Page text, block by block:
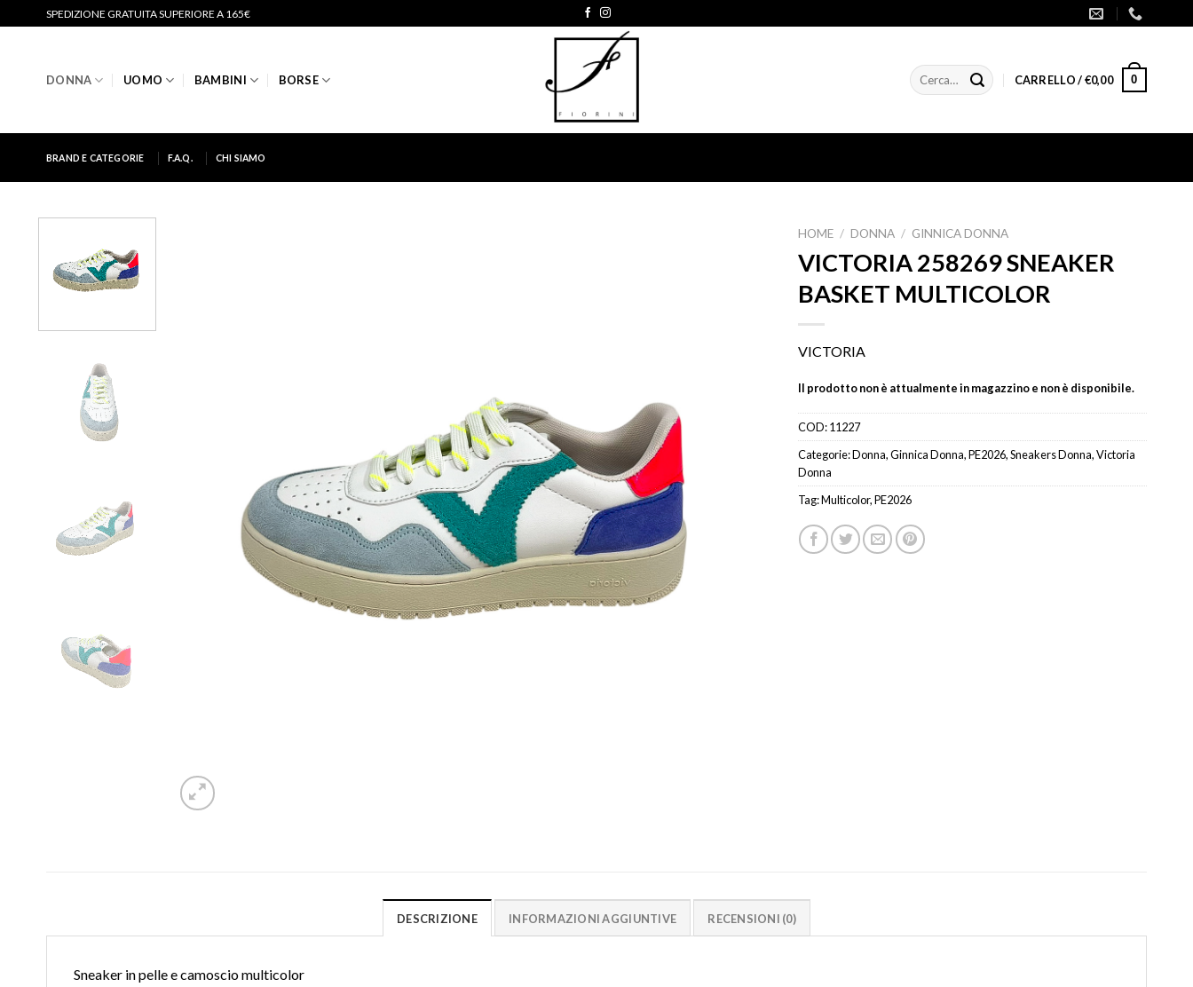
SPEDIZIONE GRATUITA SUPERIORE A 165€
DONNA UOMO BAMBINI BORSE Cerca: CARRELLO /€0,00 0
BRAND E CATEGORIE F.A.Q. CHI SIAMO
HOME / DONNA / GINNICA DONNA
VICTORIA 258269 SNEAKER
BASKET MULTICOLOR
VICTORIA
Il prodotto non è attualmente in magazzino e non è disponibile.
COD:11227
Categorie:Donna,Ginnica Donna,PE2026,Sneakers Donna,Victoria
Donna
Tag:Multicolor,PE2026
DESCRIZIONE INFORMAZIONI AGGIUNTIVE RECENSIONI (0)
Sneaker in pelle e camoscio multicolor